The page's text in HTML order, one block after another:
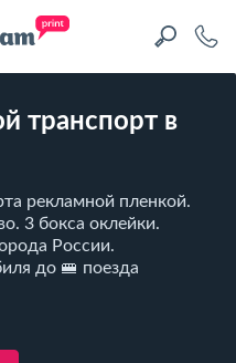
транспорт в
рекламной пленкой.
3 бокса оклейки.
России.
до 🚝 поезда